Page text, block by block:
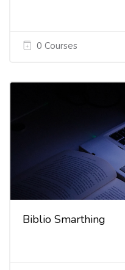
0 Courses
Biblio Smarthing